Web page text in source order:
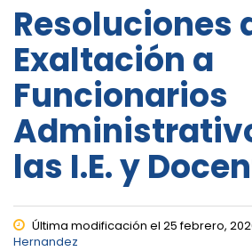
Resoluciones
Exaltación a
Funcionarios
las I.E. y
Última modificación el 25 febrero,
Hernandez